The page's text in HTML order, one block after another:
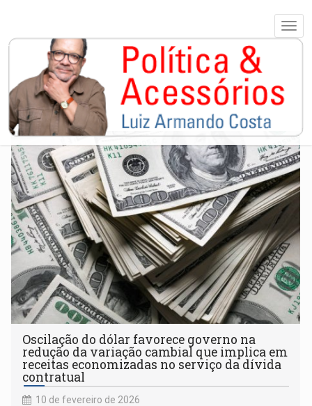
TOCANTINS
Oscilação do dólar favorece governo na
redução da variação cambial que implica em
receitas economizadas no serviço da dívida
contratual
10 de fevereiro de 2026